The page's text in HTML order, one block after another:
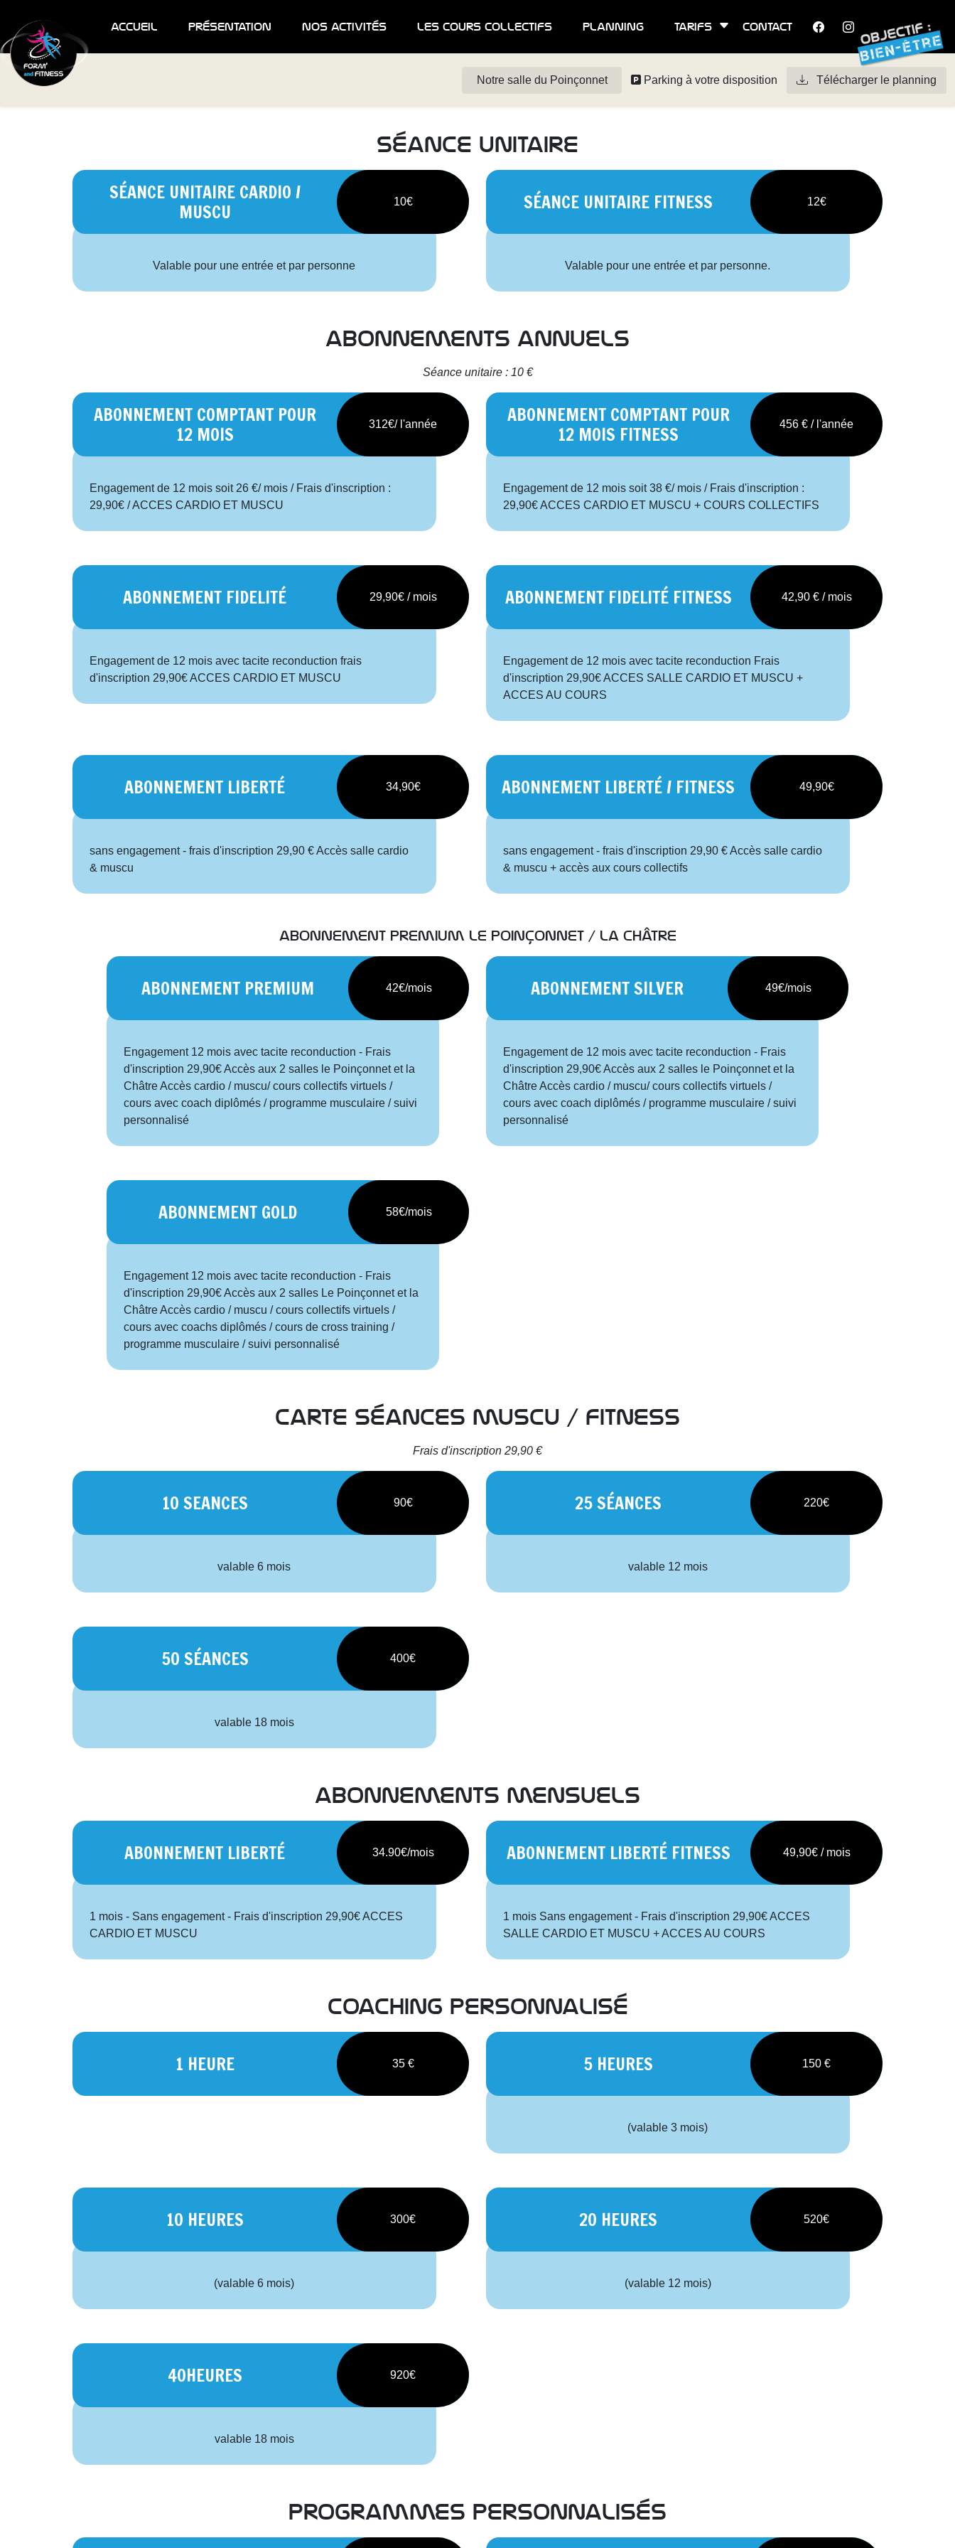
accueil présentation nos activités les cours collectifs planning tarifs contact
Notre salle du Poinçonnet Parking à votre disposition Télécharger le planning
séance unitaire
SÉANCE UNITAIRE CARDIO /
MUSCU
10€
Valable pour une entrée et par personne
SÉANCE UNITAIRE FITNESS 12€
Valable pour une entrée et par personne.
abonnements annuels
Séance unitaire : 10 €
ABONNEMENT COMPTANT POUR
12 MOIS
312€/ l'année
Engagement de 12 mois soit 26 €/ mois / Frais d'inscription :
29,90€ / ACCES CARDIO ET MUSCU
ABONNEMENT COMPTANT POUR
12 MOIS FITNESS
456 € / l'année
Engagement de 12 mois soit 38 €/ mois / Frais d'inscription :
29,90€ ACCES CARDIO ET MUSCU + COURS COLLECTIFS
ABONNEMENT FIDELITÉ 29,90€ / mois
Engagement de 12 mois avec tacite reconduction frais
d'inscription 29,90€ ACCES CARDIO ET MUSCU
ABONNEMENT FIDELITÉ FITNESS 42,90 € / mois
Engagement de 12 mois avec tacite reconduction Frais
d'inscription 29,90€ ACCES SALLE CARDIO ET MUSCU +
ACCES AU COURS
ABONNEMENT LIBERTÉ 34,90€
sans engagement - frais d'inscription 29,90 € Accès salle cardio
& muscu
ABONNEMENT LIBERTÉ / FITNESS 49,90€
sans engagement - frais d'inscription 29,90 € Accès salle cardio
& muscu + accès aux cours collectifs
abonnement premium le poinçonnet / la châtre
ABONNEMENT PREMIUM 42€/mois
Engagement 12 mois avec tacite reconduction - Frais
d'inscription 29,90€ Accès aux 2 salles le Poinçonnet et la
Châtre Accès cardio / muscu/ cours collectifs virtuels /
cours avec coach diplômés / programme musculaire / suivi
personnalisé
ABONNEMENT SILVER 49€/mois
Engagement de 12 mois avec tacite reconduction - Frais
d'inscription 29,90€ Accès aux 2 salles le Poinçonnet et la
Châtre Accès cardio / muscu/ cours collectifs virtuels /
cours avec coach diplômés / programme musculaire / suivi
personnalisé
ABONNEMENT GOLD 58€/mois
Engagement 12 mois avec tacite reconduction - Frais
d'inscription 29,90€ Accès aux 2 salles Le Poinçonnet et la
Châtre Accès cardio / muscu / cours collectifs virtuels /
cours avec coachs diplômés / cours de cross training /
programme musculaire / suivi personnalisé
carte séances muscu / fitness
Frais d'inscription 29,90 €
10 SEANCES 90€
valable 6 mois
25 SÉANCES 220€
valable 12 mois
50 SÉANCES 400€
valable 18 mois
abonnements mensuels
ABONNEMENT LIBERTÉ 34.90€/mois
1 mois - Sans engagement - Frais d'inscription 29,90€ ACCES
CARDIO ET MUSCU
ABONNEMENT LIBERTÉ FITNESS 49,90€ / mois
1 mois Sans engagement - Frais d'inscription 29,90€ ACCES
SALLE CARDIO ET MUSCU + ACCES AU COURS
coaching personnalisé
1 HEURE 35 € 5 HEURES 150 €
(valable 3 mois)
10 HEURES 300€
(valable 6 mois)
20 HEURES 520€
(valable 12 mois)
40HEURES 920€
valable 18 mois
programmes personnalisés